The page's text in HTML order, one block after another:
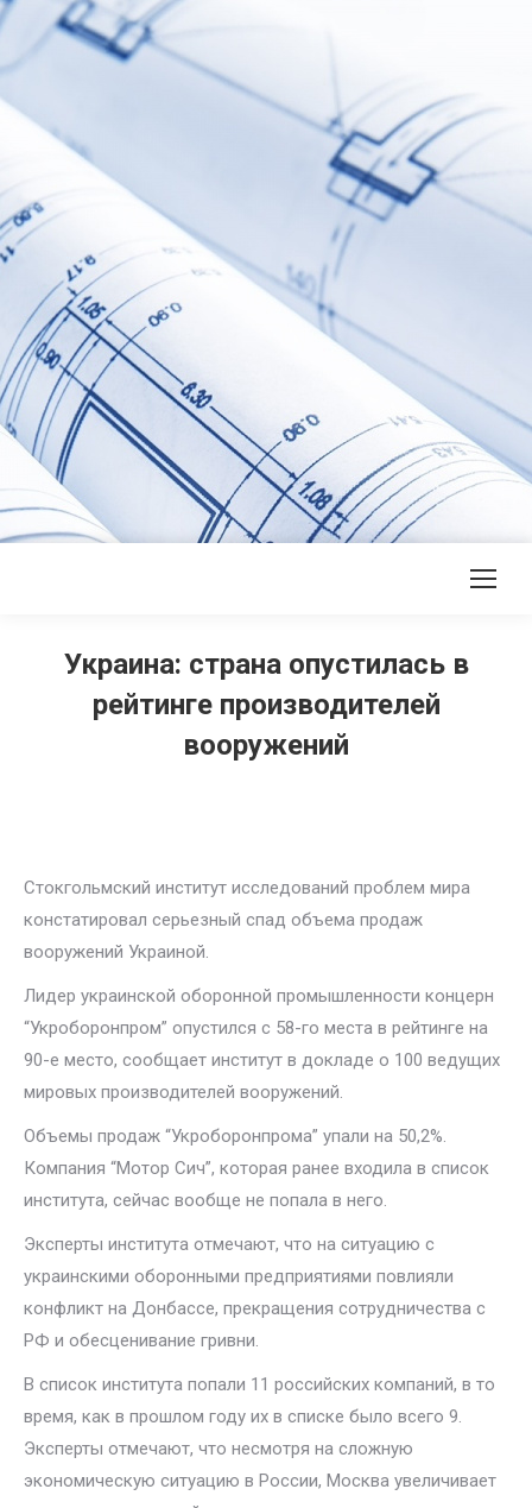
Украина: страна опустилась в
рейтинге производителей
вооружений
Стокгольмский институт исследований проблем мира
констатировал серьезный спад объема продаж
вооружений Украиной.
Лидер украинской оборонной промышленности концерн
“Укроборонпром” опустился с 58-го места в рейтинге на
90-е место, сообщает институт в докладе о 100 ведущих
мировых производителей вооружений.
Объемы продаж “Укроборонпрома” упали на 50,2%.
Компания “Мотор Сич”, которая ранее входила в список
института, сейчас вообще не попала в него.
Эксперты института отмечают, что на ситуацию с
украинскими оборонными предприятиями повлияли
конфликт на Донбассе, прекращения сотрудничества с
РФ и обесценивание гривни.
В список института попали 11 российских компаний, в то
время, как в прошлом году их в списке было всего 9.
Эксперты отмечают, что несмотря на сложную
экономическую ситуацию в России, Москва увеличивает